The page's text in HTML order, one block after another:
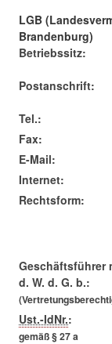
LGB
Brandenburg)
Betriebssitz:
Postanschrift:
Tel.:
Fax:
E-Mail:
Internet:
Rechtsform:
Geschäftsführer
d. W. d. G. b.:
Ust.-IdNr.:
gemäß § 27 a